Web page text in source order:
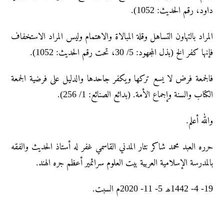
داود، رقم الحديث: 1052).
المراد بالتهاون التساهل وقلة المبالاۃ والاهتمام ولیس المراد الاستخفاف
فإنها کفر الخ (بذل المجهود: 5/ 30، تحت رقم الحدیث: 1052).
فالجمعة فرض لا يسع تركها ويكفر جاحدها والدليل على فرضية الجمعة
الكتاب والسنة وإجماع الأمة. (بدائع الصنائع: 1/ 256).
والله أعلم.
حرره العبد محمد شاکر نثار المدني القاسمي غفر له أستاذ الحديث والفقه
بالمدرسة الإسلامية العربية بيت العلوم سرائمير أعظم جره الهند.
19- 4- 1442ھ 5- 11- 2020م السبت.